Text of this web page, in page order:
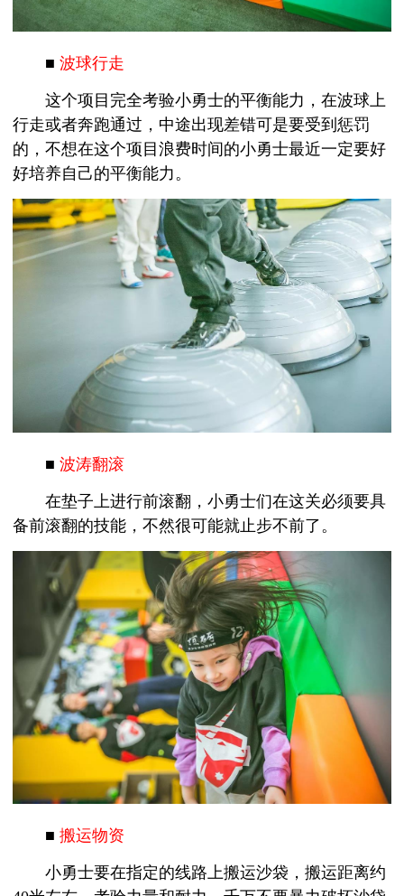
■ 波球行走
这个项目完全考验小勇士的平衡能力，在波球上
行走或者奔跑通过，中途出现差错可是要受到惩罚
的，不想在这个项目浪费时间的小勇士最近一定要好
好培养自己的平衡能力。
■ 波涛翻滚
在垫子上进行前滚翻，小勇士们在这关必须要具
备前滚翻的技能，不然很可能就止步不前了。
■ 搬运物资
小勇士要在指定的线路上搬运沙袋，搬运距离约